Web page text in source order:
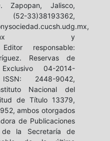
Zapopan, Jalisco,
33)38193362,
y
Editor responsable:
Reservas de
04-2014-
ISSN: 2448-9042,
Nacional del
de Título 13379,
ambos otorgados
de Publicaciones
la Secretaría de